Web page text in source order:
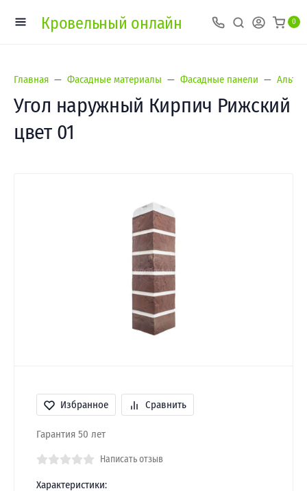
Кровельный онлайн 0
Главная Фасадные материалы Фасадные панели
Угол наружный Кирпич Рижский
цвет 01
Избранное Сравнить
Гарантия 50 лет
Написать отзыв
Характеристики: